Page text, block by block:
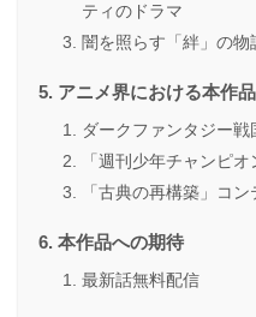
ティのドラマ
闇を照らす「絆」の物
アニメ界における本作
ダークファンタジー
「週刊少年チャンピ
「古典の再構築」コ
本作品への期待
最新話無料配信